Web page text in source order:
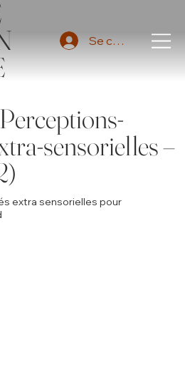
Se connecter
sensorielles –
extra sensorielles pour